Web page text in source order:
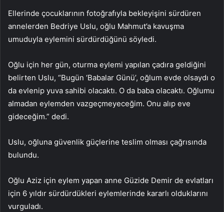
Ellerinde çocuklarının fotoğrafıyla bekleyişini sürdüren
annelerden Bedriye Uslu, oğlu Mahmut’a kavuşma
umuduyla eylemini sürdürdüğünü söyledi.
Oğlu için her gün, oturma eylemi yapılan çadıra geldiğini
belirten Uslu, “Bugün ‘Babalar Günü’, oğlum evde olsaydı o
da evlenip yuva sahibi olacaktı. O da baba olacaktı. Oğlumu
almadan eylemden vazgeçmeyeceğim. Onu alıp eve
gideceğim.” dedi.
Uslu, oğluna güvenlik güçlerine teslim olması çağrısında
bulundu.
Oğlu Aziz için eylem yapan anne Güzide Demir de evlatları
için 6 yıldır sürdürdükleri eylemlerinde kararlı olduklarını
vurguladı.